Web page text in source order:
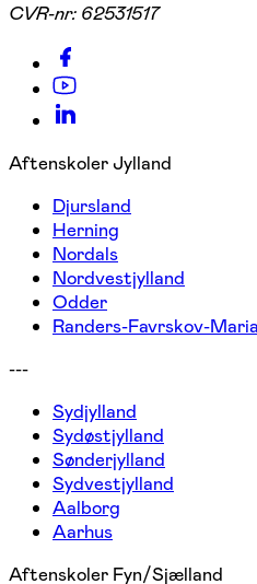
CVR-nr: 62531517
Aftenskoler Jylland
Djursland
Herning
Nordals
Nordvestjylland
Odder
Randers-Favrskov-
---
Sydjylland
Sydøstjylland
Sønderjylland
Sydvestjylland
Aalborg
Aarhus
Aftenskoler Fyn/Sjælland